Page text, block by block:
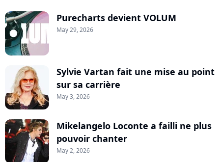
Purecharts devient VOLUM
May 29, 2026
Sylvie Vartan fait une mise au point
sur sa carrière
May 3, 2026
Mikelangelo Loconte a failli ne plus
pouvoir chanter
May 2, 2026